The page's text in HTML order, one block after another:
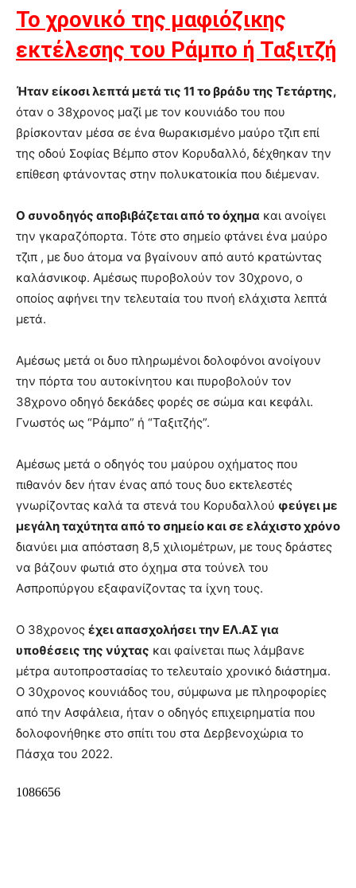
Το χρονικό της μαφιόζικης
εκτέλεσης του Ράμπο ή Ταξιτζή
Ήταν είκοσι λεπτά μετά τις 11 το βράδυ της Τετάρτης,
όταν ο 38χρονος μαζί με τον κουνιάδο του που
βρίσκονταν μέσα σε ένα θωρακισμένο μαύρο τζιπ επί
της οδού Σοφίας Βέμπο στον Κορυδαλλό, δέχθηκαν την
επίθεση φτάνοντας στην πολυκατοικία που διέμεναν.
Ο συνοδηγός αποβιβάζεται από το όχημα και ανοίγει
την γκαραζόπορτα. Τότε στο σημείο φτάνει ένα μαύρο
τζιπ , με δυο άτομα να βγαίνουν από αυτό κρατώντας
καλάσνικοφ. Αμέσως πυροβολούν τον 30χρονο, ο
οποίος αφήνει την τελευταία του πνοή ελάχιστα λεπτά
μετά.
Αμέσως μετά οι δυο πληρωμένοι δολοφόνοι ανοίγουν
την πόρτα του αυτοκίνητου και πυροβολούν τον
38χρονο οδηγό δεκάδες φορές σε σώμα και κεφάλι.
Γνωστός ως “Ράμπο” ή “Ταξιτζής”.
Αμέσως μετά ο οδηγός του μαύρου οχήματος που
πιθανόν δεν ήταν ένας από τους δυο εκτελεστές
γνωρίζοντας καλά τα στενά του Κορυδαλλού φεύγει με
μεγάλη ταχύτητα από το σημείο και σε ελάχιστο χρόνο
διανύει μια απόσταση 8,5 χιλιομέτρων, με τους δράστες
να βάζουν φωτιά στο όχημα στα τούνελ του
Ασπροπύργου εξαφανίζοντας τα ίχνη τους.
Ο 38χρονος έχει απασχολήσει την ΕΛ.ΑΣ για
υποθέσεις της νύχτας και φαίνεται πως λάμβανε
μέτρα αυτοπροστασίας το τελευταίο χρονικό διάστημα.
Ο 30χρονος κουνιάδος του, σύμφωνα με πληροφορίες
από την Ασφάλεια, ήταν ο οδηγός επιχειρηματία που
δολοφονήθηκε στο σπίτι του στα Δερβενοχώρια το
Πάσχα του 2022.